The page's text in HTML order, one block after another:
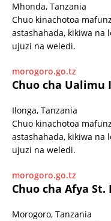
Mhonda, Tanzania
Chuo kinachotoa
astashahada, kikiwa na
ujuzi na weledi.
morogoro.go.tz
Chuo cha Ualimu
Ilonga, Tanzania
Chuo kinachotoa
astashahada, kikiwa na
ujuzi na weledi.
morogoro.go.tz
Chuo cha Afya
Morogoro, Tanzania